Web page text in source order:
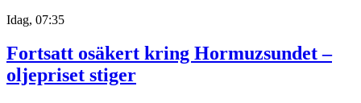
Idag, 07:35
Fortsatt osäkert kring Hormuzsundet –
oljepriset stiger